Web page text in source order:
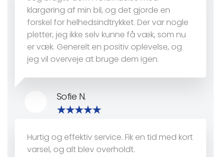
klargøring af min bil, og det gjorde en
forskel for helhedsindtrykket. Der var nogle
pletter, jeg ikke selv kunne få væk, som nu
er væk. Generelt en positiv oplevelse, og
jeg vil overveje at bruge dem igen.
Sofie N.
Hurtig og effektiv service. Fik en tid med kort
varsel, og alt blev overholdt.